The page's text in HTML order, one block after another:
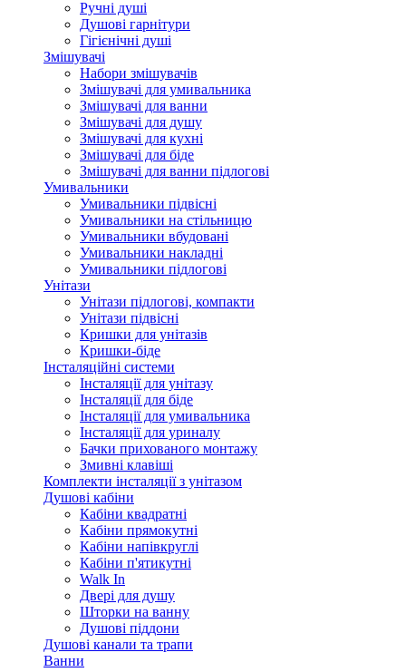
Ручні душі
Душові гарнітури
Гігієнічні душі
Змішувачі
Набори змішувачів
Змішувачі для умивальника
Змішувачі для ванни
Змішувачі для душу
Змішувачі для кухні
Змішувачі для біде
Змішувачі для ванни підлогові
Умивальники
Умивальники підвісні
Умивальники на стільницю
Умивальники вбудовані
Умивальники накладні
Умивальники підлогові
Унітази
Унітази підлогові, компакти
Унітази підвісні
Кришки для унітазів
Кришки-біде
Інсталяційні системи
Інсталяції для унітазу
Інсталяції для біде
Інсталяції для умивальника
Інсталяції для уриналу
Бачки прихованого монтажу
Змивні клавіші
Комплекти інсталяції з унітазом
Душові кабіни
Кабіни квадратні
Кабіни прямокутні
Кабіни напівкруглі
Кабіни п'ятикутні
Walk In
Двері для душу
Шторки на ванну
Душові піддони
Душові канали та трапи
Ванни